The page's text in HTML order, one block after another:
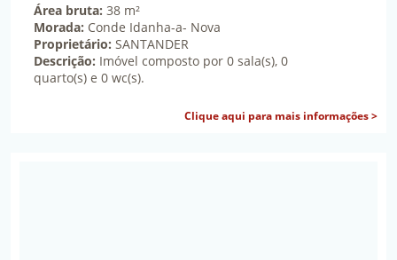
Área bruta: 38 m²
Morada: Conde Idanha-a- Nova
Proprietário: SANTANDER
Descrição: Imóvel composto por 0 sala(s), 0
quarto(s) e 0 wc(s).
Clique aqui para mais informações >